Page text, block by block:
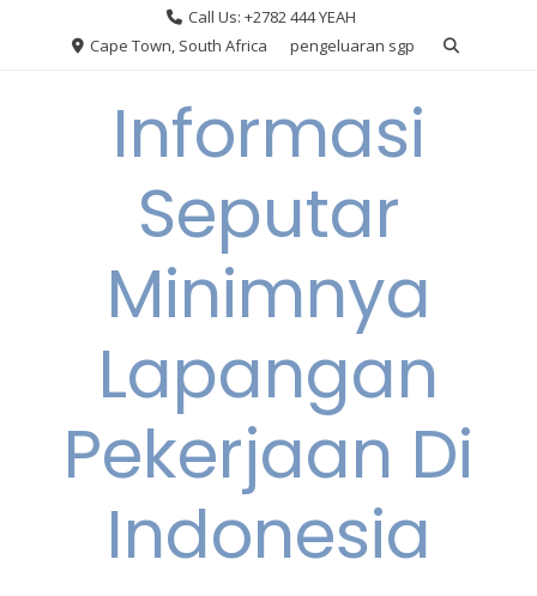
Call Us: +2782 444 YEAH
Cape Town, South Africa
pengeluaran sgp
Informasi
Seputar
Minimnya
Lapangan
Pekerjaan Di
Indonesia